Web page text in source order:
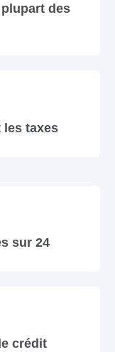
des
les taxes
sur 24
crédit